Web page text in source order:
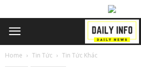
Home Tin Tức Tin Tức Khác